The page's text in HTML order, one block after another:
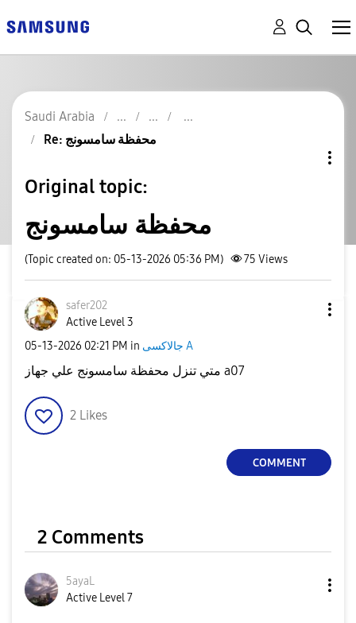
Saudi Arabia
Re: محفظة سامسونج
Original topic:
محفظة سامسونج
(Topic created on: 05-13-2026 05:36 PM) 75 Views
safer202
Active Level 3
‎05-13-2026 02:21 PM in جالاكسى A
متي تنزل محفظة سامسونج علي جهاز a07
2 Likes
COMMENT
2 Comments
5ayaL
Active Level 7